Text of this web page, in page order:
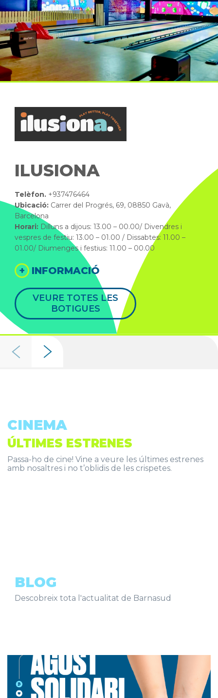
ILUSIONA
Telèfon. +937476464
Ubicació: Carrer del Progrés, 69, 08850 Gavà,
Barcelona
Horari: Dilluns a dijous: 13.00 – 00.00/ Divendres i
vespres de festiu: 13.00 – 01.00 / Dissabtes: 11.00 –
01.00/ Diumenges i festius: 11.00 – 00.00
+ INFORMACIÓ
VEURE TOTES LES
BOTIGUES
CINEMA
ÚLTIMES ESTRENES
Passa-ho de cine! Vine a veure les últimes estrenes
amb nosaltres i no t’oblidis de les crispetes.
BLOG
Descobreix tota l'actualitat de Barnasud